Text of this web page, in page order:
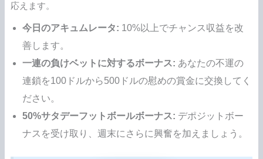
応えます。
今日のアキュムレータ: 10%以上でチャンス収益を改
善します。
一連の負けベットに対するボーナス: あなたの不運の
連鎖を100ドルから500ドルの慰めの賞金に交換してく
ださい。
50%サタデーフットボールボーナス: デポジットボー
ナスを受け取り、週末にさらに興奮を加えましょう。